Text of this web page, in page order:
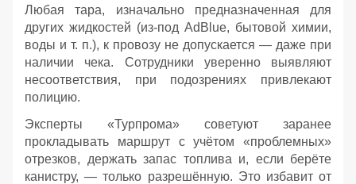
Любая тара, изначально предназначенная для
других жидкостей (из‑под AdBlue, бытовой химии,
воды и т. п.), к провозу не допускается — даже при
наличии чека. Сотрудники уверенно выявляют
несоответствия, при подозрениях привлекают
полицию.
Эксперты «Турпрома» советуют заранее
прокладывать маршрут с учётом «проблемных»
отрезков, держать запас топлива и, если берёте
канистру, — только разрешённую. Это избавит от